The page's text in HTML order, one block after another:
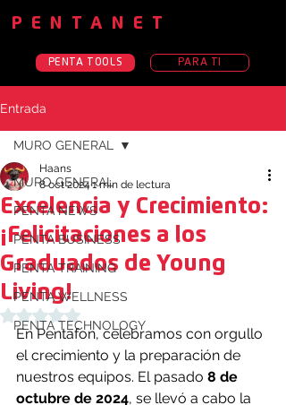
PENTANET
PARA TI
PENTA TOOLS
Entrada
MURO GENERAL
PENTA NEWS
PENTA BUSINESS
PENTA TRAINING
PENTA WELLNESS
PENTA TECHNOLOGY
MURO GENERAL
Excelencia y Crecimiento:
¡Felicitaciones a los
Graduados de Young
Living!
Haans
8 oct 2024 1 min de lectura
Obtuvo NaN de 5 estrellas.
En Pentafon, celebramos con orgullo
el crecimiento y la preparación de
nuestros equipos. El pasado 8 de
octubre de 2024, se llevó a cabo la